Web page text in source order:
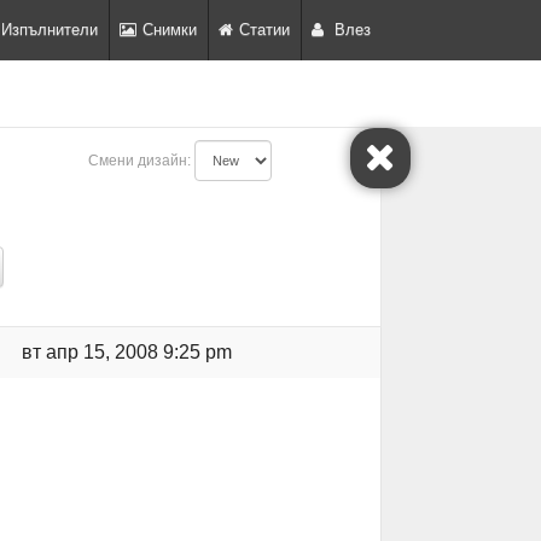
Изпълнители Снимки Статии Влез
Смени дизайн:
вт апр 15, 2008 9:25 pm